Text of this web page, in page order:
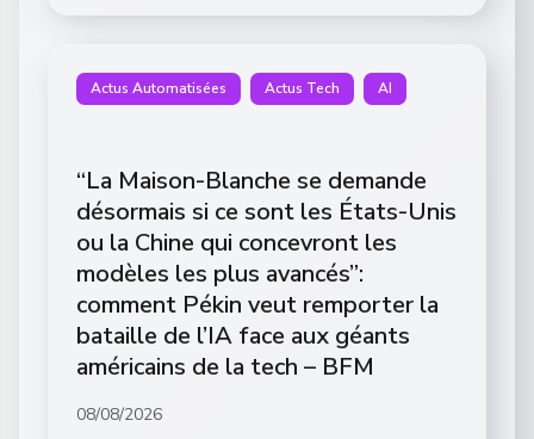
Actus Automatisées Actus Tech AI
“La Maison-Blanche se demande
désormais si ce sont les États-Unis
ou la Chine qui concevront les
modèles les plus avancés”:
comment Pékin veut remporter la
bataille de l’IA face aux géants
américains de la tech – BFM
08/08/2026